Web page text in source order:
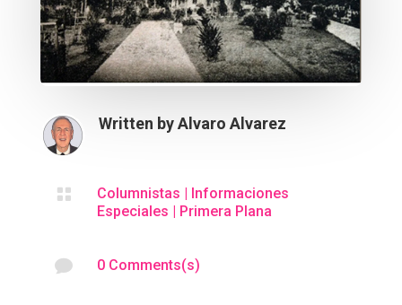
Written byAlvaro Alvarez
 Columnistas | Informaciones
Especiales | Primera Plana
 0 Comments(s)